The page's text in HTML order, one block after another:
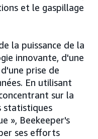
et le gaspillage
la puissance de la
innovante, d'une
prise de
En utilisant
sur la
statistiques
», Beekeeper's
ses efforts